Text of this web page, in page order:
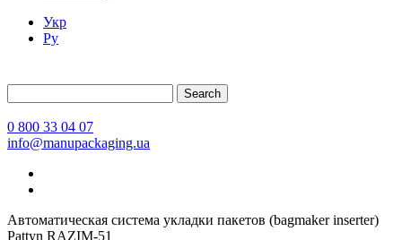
Укр
Ру
Search
0 800 33 04 07
info@manupackaging.ua
Автоматическая система укладки пакетов (bagmaker inserter)
Pattyn RAZIM-51